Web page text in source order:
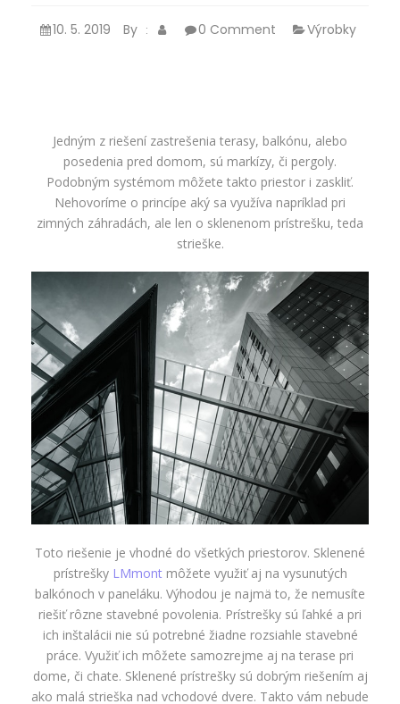
10. 5. 2019 By : 0 Comment Výrobky
Jedným z riešení zastrešenia terasy, balkónu, alebo
posedenia pred domom, sú markízy, či pergoly.
Podobným systémom môžete takto priestor i zaskliť.
Nehovoríme o princípe aký sa využíva napríklad pri
zimných záhradách, ale len o sklenenom prístrešku, teda
strieške.
Toto riešenie je vhodné do všetkých priestorov. Sklenené
prístrešky LMmontmôžete využiť aj na vysunutých
balkónoch v paneláku. Výhodou je najmä to, že nemusíte
riešiť rôzne stavebné povolenia. Prístrešky sú ľahké a pri
ich inštalácii nie sú potrebné žiadne rozsiahle stavebné
práce. Využiť ich môžete samozrejme aj na terase pri
dome, či chate. Sklenené prístrešky sú dobrým riešením aj
ako malá strieška nad vchodové dvere. Takto vám nebude